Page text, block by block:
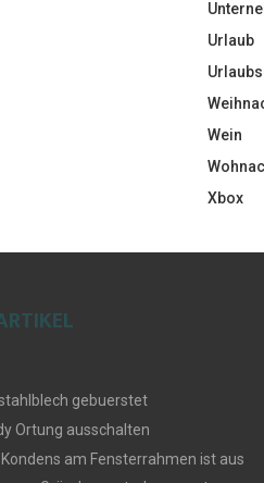
Urlaub
Wein
Xbox
gebuerstet
Ortung ausschalten
Kondens am Fensterrahmen ist aus